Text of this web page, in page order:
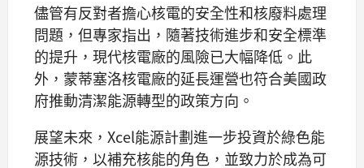
儘管有反對者擔心核電的安全性和核廢料處理
問題，但專家指出，隨著技術進步和安全標準
的提升，現代核電廠的風險已大幅降低。此
外，蒙蒂塞洛核電廠的延長運營也符合美國政
府推動清潔能源轉型的政策方向。
展望未來，Xcel能源計劃進一步投資於綠色能
源技術，以補充核能的角色，並致力於成為可